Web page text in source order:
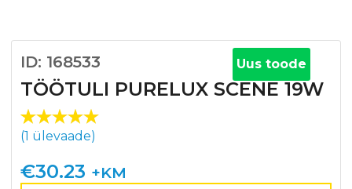
ID: 168533
TÖÖTULI PURELUX SCENE 19W
Uus toode
Hinnatud
5.00
1
kliendi
hinnangu
(1 ülevaade)
€30.23 +KM